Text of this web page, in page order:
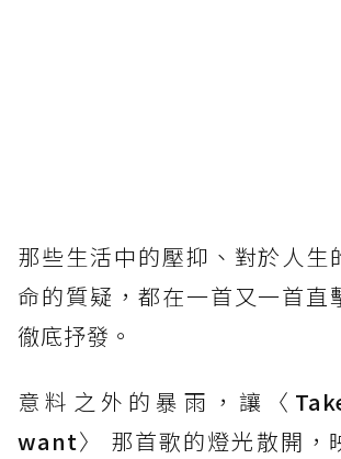
那些生活中的壓抑、對於人生
命的質疑，都在一首又一首直
徹底抒發。
意料之外的暴雨，讓〈
want〉 那首歌的燈光散開，